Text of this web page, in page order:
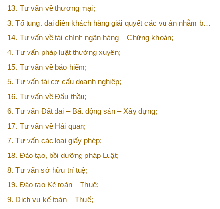
tư nước ngoài (FDI);
13. Tư vấn về thương mại;
3. Tố tụng, đại diện khách hàng giải quyết các vụ án nhằm bảo
vệ tối đa các quyền và lợi ích của khách hàng;
14. Tư vấn về tài chính ngân hàng – Chứng khoán;
4. Tư vấn pháp luật thường xuyên;
15. Tư vấn về bảo hiểm;
5. Tư vấn tái cơ cấu doanh nghiệp;
16. Tư vấn về Đấu thầu;
6. Tư vấn Đất đai – Bất động sản – Xây dựng;
17. Tư vấn về Hải quan;
7. Tư vấn các loại giấy phép;
18. Đào tạo, bồi dưỡng pháp Luật;
8. Tư vấn sở hữu trí tuệ;
19. Đào tạo Kế toán – Thuế;
9. Dịch vụ kế toán – Thuế;